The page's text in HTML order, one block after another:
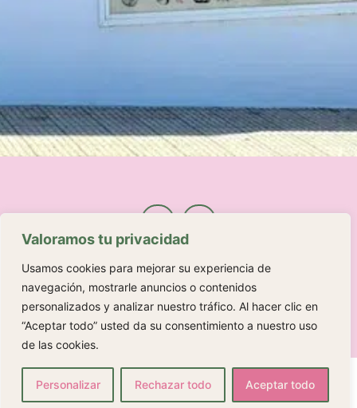
Valoramos tu privacidad
Usamos cookies para mejorar su experiencia de
navegación, mostrarle anuncios o contenidos
personalizados y analizar nuestro tráfico. Al hacer clic en
“Aceptar todo” usted da su consentimiento a nuestro uso
de las cookies.
Personalizar Rechazar todo Aceptar todo
© 2025 Kalma Café | Powered byAdmarking